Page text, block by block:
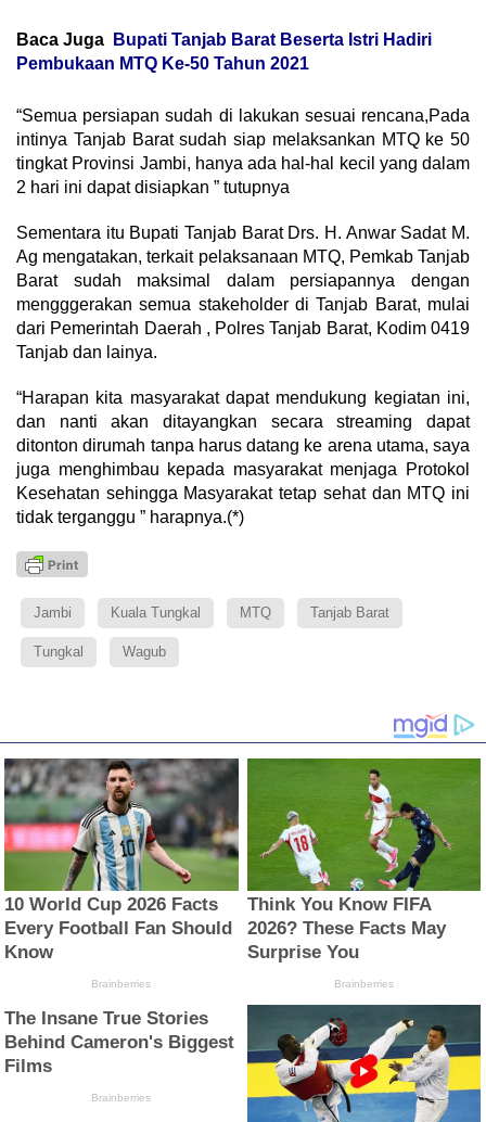
Baca Juga
Bupati Tanjab Barat Beserta Istri Hadiri
Pembukaan MTQ Ke-50 Tahun 2021
“Semua persiapan sudah di lakukan sesuai rencana,Pada
intinya Tanjab Barat sudah siap melaksankan MTQ ke 50
tingkat Provinsi Jambi, hanya ada hal-hal kecil yang dalam
2 hari ini dapat disiapkan ” tutupnya
Sementara itu Bupati Tanjab Barat Drs. H. Anwar Sadat M.
Ag mengatakan, terkait pelaksanaan MTQ, Pemkab Tanjab
Barat sudah maksimal dalam persiapannya dengan
mengggerakan semua stakeholder di Tanjab Barat, mulai
dari Pemerintah Daerah , Polres Tanjab Barat, Kodim 0419
Tanjab dan lainya.
“Harapan kita masyarakat dapat mendukung kegiatan ini,
dan nanti akan ditayangkan secara streaming dapat
ditonton dirumah tanpa harus datang ke arena utama, saya
juga menghimbau kepada masyarakat menjaga Protokol
Kesehatan sehingga Masyarakat tetap sehat dan MTQ ini
tidak terganggu ” harapnya.(*)
Jambi Kuala Tungkal MTQ Tanjab Barat
Tungkal Wagub